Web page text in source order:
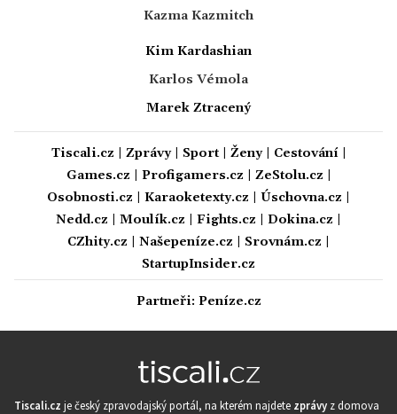
Kazma Kazmitch
Kim Kardashian
Karlos Vémola
Marek Ztracený
Tiscali.cz Zprávy| Sport| Ženy| Cestování|
Games.cz
Profigamers.cz ZeStolu.cz
Osobnosti.cz
Karaoketexty.cz Úschovna.cz
Nedd.cz
Moulík.cz Fights.cz Dokina.cz
CZhity.cz
Našepeníze.cz Srovnám.cz
StartupInsider.cz
Partneři: Peníze.cz
Tiscali.cz je český zpravodajský portál, na kterém najdete zprávy z domova